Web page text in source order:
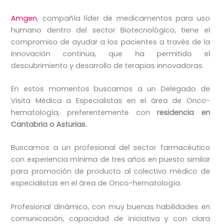
Amgen, compañía líder de medicamentos para uso
humano dentro del sector Biotecnológico, tiene el
compromiso de ayudar a los pacientes a través de la
innovación continua, que ha permitido el
descubrimiento y desarrollo de terapias innovadoras.
En estos momentos buscamos a un Delegado de
Visita Médica a Especialistas en el área de Onco-
hematología, preferentemente conresidencia en
Cantabria o Asturias.
Buscamos a un profesional del sector farmacéutico
con experiencia mínima de tres años en puesto similar
para promoción de producto al colectivo médico de
especialistas en el área de Onco-hematología.
Profesional dinámico, con muy buenas habilidades en
comunicación, capacidad de iniciativa y con clara